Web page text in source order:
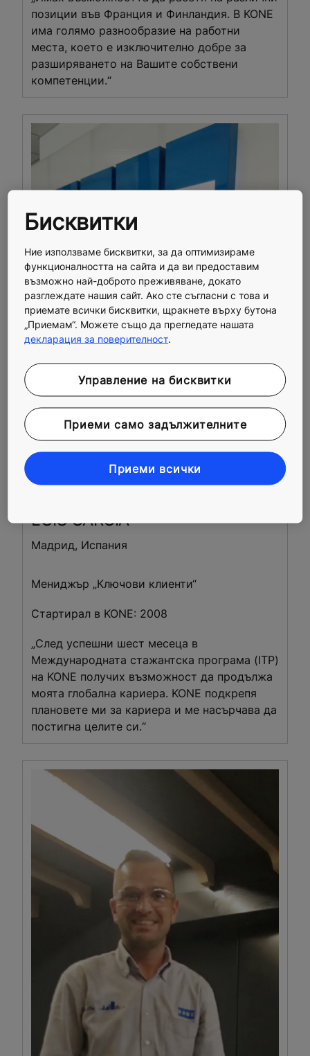
позиции във Франция и Финландия. В KONE
има голямо разнообразие на работни
места, което е изключително добре за
разширяването на Вашите собствени
компетенции.“
LUIS GARCIA
Мадрид, Испания
Мениджър „Ключови клиенти“
Стартирал в KONE: 2008
„След успешни шест месеца в
Международната стажантска програма (ITP)
на KONE получих възможност да продължа
моята глобална кариера. KONE подкрепя
плановете ми за кариера и ме насърчава да
постигна целите си.“
Бисквитки
Ние използваме бисквитки, за да оптимизираме
функционалността на сайта и да ви предоставим
възможно най-доброто преживяване, докато
разглеждате нашия сайт. Ако сте съгласни с това и
приемате всички бисквитки, щракнете върху бутона
„Приемам“. Можете също да прегледате нашата
декларация за поверителност.
Управление на бисквитки
Приеми само задължителните
Приеми всички